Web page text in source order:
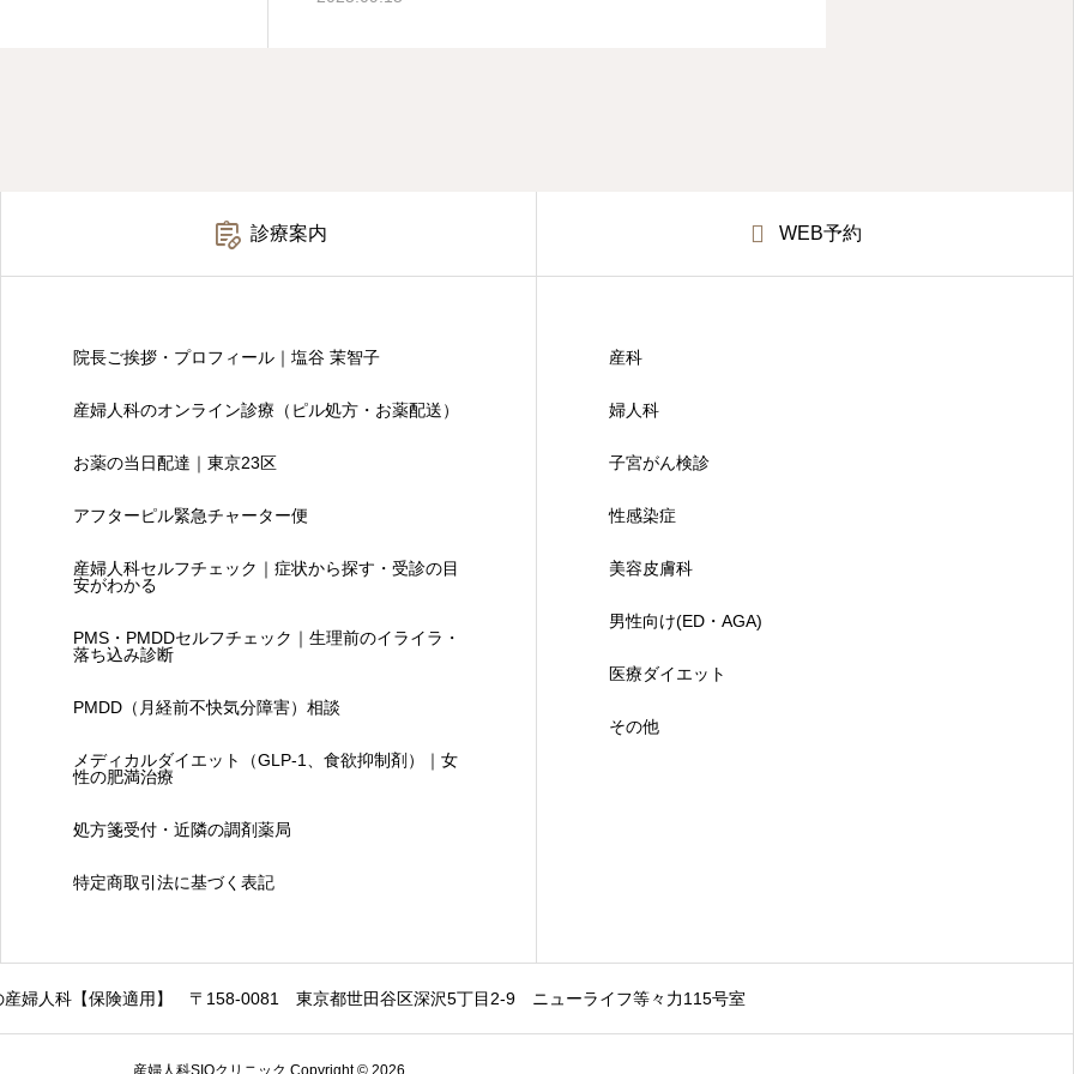
 診療案内 WEB予約
院長ご挨拶・プロフィール｜塩谷 茉智子
産婦人科のオンライン診療（ピル処方・お薬配送）
お薬の当日配達｜東京23区
アフターピル緊急チャーター便
産婦人科セルフチェック｜症状から探す・受診の目
安がわかる
PMS・PMDDセルフチェック｜生理前のイライラ・
落ち込み診断
PMDD（月経前不快気分障害）相談
メディカルダイエット（GLP-1、食欲抑制剤）｜女
性の肥満治療
処方箋受付・近隣の調剤薬局
特定商取引法に基づく表記
産科
婦人科
子宮がん検診
性感染症
美容皮膚科
男性向け(ED・AGA)
医療ダイエット
その他
婦人科【保険適用】 〒158-0081 東京都世田谷区深沢5丁目2-9 ニューライフ等々力115号室
産婦人科SIOクリニック Copyright © 2026